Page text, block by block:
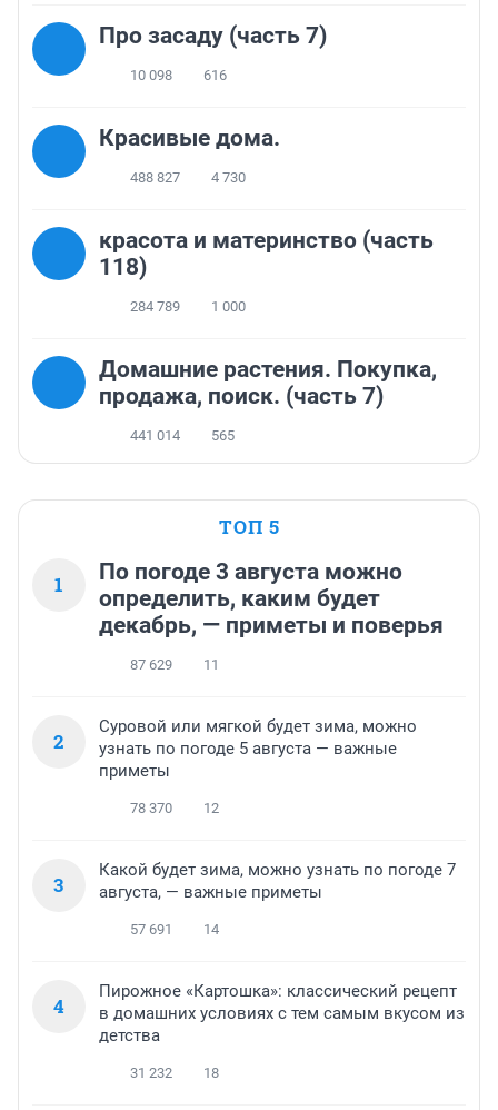
Про засаду (часть 7)
10 098 616
Красивые дома.
488 827 4 730
красота и материнство (часть
118)
284 789 1 000
Домашние растения. Покупка,
продажа, поиск. (часть 7)
441 014 565
ТОП 5
1
По погоде 3 августа можно
определить, каким будет
декабрь, — приметы и поверья
87 629 11
2
Суровой или мягкой будет зима, можно
узнать по погоде 5 августа — важные
приметы
78 370 12
3
Какой будет зима, можно узнать по погоде 7
августа, — важные приметы
57 691 14
4
Пирожное «Картошка»: классический рецепт
в домашних условиях с тем самым вкусом из
детства
31 232 18